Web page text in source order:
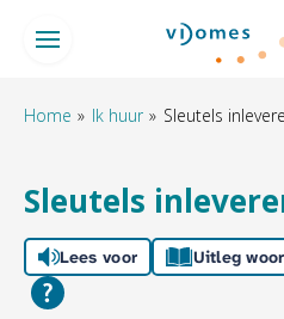
Naar hoofdinhoud
Naar hoofdnavigatiemenu
Naar zoeken
Naar de
Ga naar Hoofd
Home Ik huur Sleutels
Sleutels
Lees voor Uitleg